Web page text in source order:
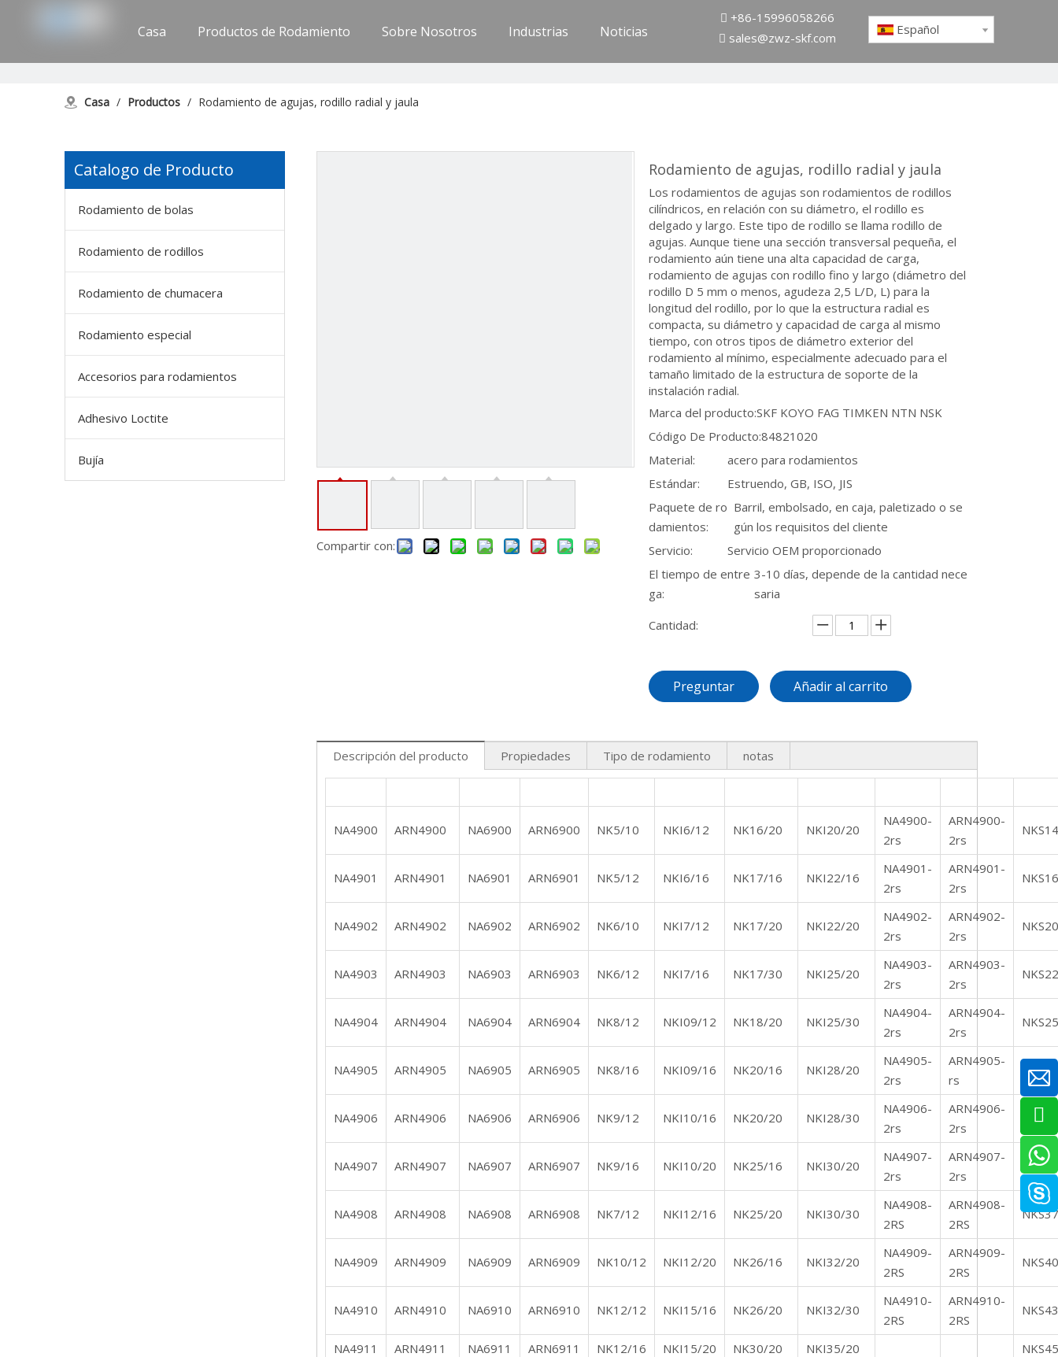
Casa Productos de Rodamiento Sobre Nosotros Industrias Noticias
 +86-15996058266
 sales@zwz-skf.com
Español
Casa / Productos / Rodamiento de agujas, rodillo radial y jaula
Catalogo de Producto
Rodamiento de bolas
Rodamiento de rodillos
Rodamiento de chumacera
Rodamiento especial
Accesorios para rodamientos
Adhesivo Loctite
Bujía
Compartir con:
Rodamiento de agujas, rodillo radial y jaula
Los rodamientos de agujas son rodamientos de rodillos
cilíndricos, en relación con su diámetro, el rodillo es
delgado y largo. Este tipo de rodillo se llama rodillo de
agujas. Aunque tiene una sección transversal pequeña, el
rodamiento aún tiene una alta capacidad de carga,
rodamiento de agujas con rodillo fino y largo (diámetro del
rodillo D 5 mm o menos, agudeza 2,5 L/D, L) para la
longitud del rodillo, por lo que la estructura radial es
compacta, su diámetro y capacidad de carga al mismo
tiempo, con otros tipos de diámetro exterior del
rodamiento al mínimo, especialmente adecuado para el
tamaño limitado de la estructura de soporte de la
instalación radial.
Marca del producto:SKF KOYO FAG TIMKEN NTN NSK
Código De Producto:84821020
Material:
acero para rodamientos
Estándar:
Estruendo, GB, ISO, JIS
Paquete de ro
damientos:
Barril, embolsado, en caja, paletizado o se
gún los requisitos del cliente
Servicio:
Servicio OEM proporcionado
El tiempo de entre
ga:
3-10 días, depende de la cantidad nece
saria
Cantidad:
Preguntar Añadir al carrito
Descripción del producto Propiedades Tipo de rodamiento notas
NA4900 ARN4900 NA6900 ARN6900 NK5/10 NKI6/12 NK16/20 NKI20/20
NA4900-
2rs
ARN4900-
2rs
NKS14
NA4901 ARN4901 NA6901 ARN6901 NK5/12 NKI6/16 NK17/16 NKI22/16
NA4901-
2rs
ARN4901-
2rs
NKS16
NA4902 ARN4902 NA6902 ARN6902 NK6/10 NKI7/12 NK17/20 NKI22/20
NA4902-
2rs
ARN4902-
2rs
NKS20
NA4903 ARN4903 NA6903 ARN6903 NK6/12 NKI7/16 NK17/30 NKI25/20
NA4903-
2rs
ARN4903-
2rs
NKS22
NA4904 ARN4904 NA6904 ARN6904 NK8/12 NKI09/12 NK18/20 NKI25/30
NA4904-
2rs
ARN4904-
2rs
NKS25
NA4905 ARN4905 NA6905 ARN6905 NK8/16 NKI09/16 NK20/16 NKI28/20
NA4905-
2rs
ARN4905-
rs
NKS28
NA4906 ARN4906 NA6906 ARN6906 NK9/12 NKI10/16 NK20/20 NKI28/30
NA4906-
2rs
ARN4906-
2rs
NKS32
NA4907 ARN4907 NA6907 ARN6907 NK9/16 NKI10/20 NK25/16 NKI30/20
NA4907-
2rs
ARN4907-
2rs
NKS35
NA4908 ARN4908 NA6908 ARN6908 NK7/12 NKI12/16 NK25/20 NKI30/30
NA4908-
2RS
ARN4908-
2RS
NKS37
NA4909 ARN4909 NA6909 ARN6909 NK10/12 NKI12/20 NK26/16 NKI32/20
NA4909-
2RS
ARN4909-
2RS
NKS40
NA4910 ARN4910 NA6910 ARN6910 NK12/12 NKI15/16 NK26/20 NKI32/30
NA4910-
2RS
ARN4910-
2RS
NKS43
NA4911 ARN4911 NA6911 ARN6911 NK12/16 NKI15/20 NK30/20 NKI35/20
NKS45